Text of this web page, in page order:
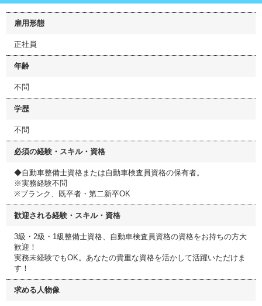
雇用形態
正社員
年齢
不問
学歴
不問
必須の経験・スキル・資格
◆自動車整備士資格または自動車検査員資格の保有者。
※実務経験不問
※ブランク、既卒者・第二新卒OK
歓迎される経験・スキル・資格
3級・2級・1級整備士資格、自動車検査員資格の資格をお持ちの方大
歓迎！
実務未経験でもOK。あなたの貴重な資格を活かして活躍いただけま
す！
求める人物像